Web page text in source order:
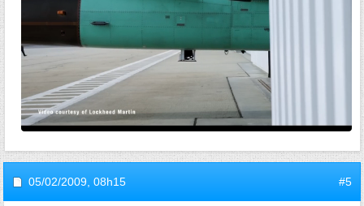
05/02/2009, 08h15 #5